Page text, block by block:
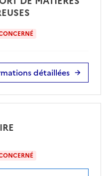
détaillées